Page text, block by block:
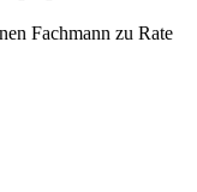
Fachmann zu Rate